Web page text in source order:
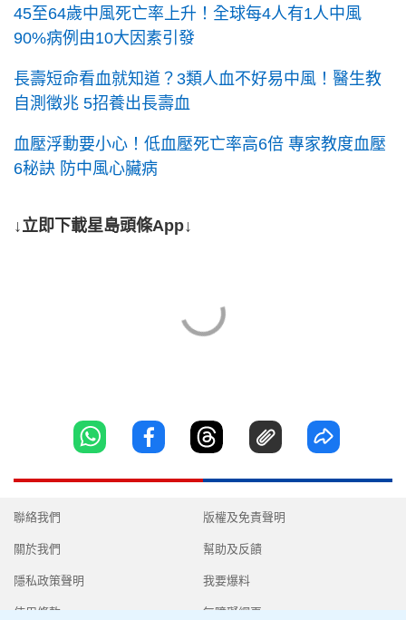
45至64歲中風死亡率上升！全球每4人有1人中風
90%病例由10大因素引發
長壽短命看血就知道？3類人血不好易中風！醫生教
自測徵兆 5招養出長壽血
血壓浮動要小心！低血壓死亡率高6倍 專家教度血壓
6秘訣 防中風心臟病
↓立即下載星島頭條App↓
聯絡我們
關於我們
隱私政策聲明
使用條款
版權及免責聲明
幫助及反饋
我要爆料
無障礙網頁